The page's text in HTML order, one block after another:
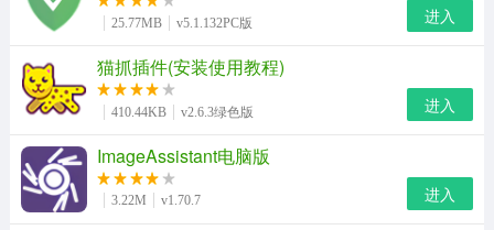
拍摄美化 生活服务 浏览下载
运动健身 地图导航 网络购物
金融理财 新闻资讯
安卓其它
25.77MB v5.1.132PC版 进入
猫抓插件(安装使用教程)
410.44KB v2.6.3绿色版 进入
ImageAssistant电脑版
3.22M v1.70.7 进入